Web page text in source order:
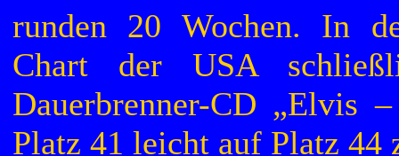
runden 20 Wochen. In
Chart der USA
Dauerbrenner-CD „Elvis
Platz 41 leicht auf Platz 44